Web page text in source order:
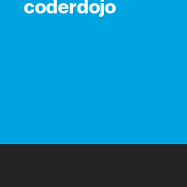
coderdojo